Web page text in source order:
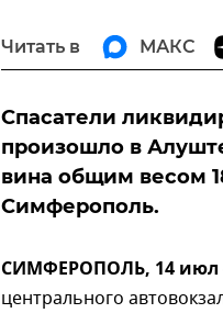
Читать в МАКС
Спасатели
произошло в
вина общим весом
Симферополь.
СИМФЕРОПОЛЬ, 14 июл
центрального